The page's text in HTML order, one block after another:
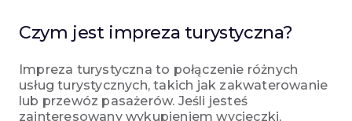
Czym jest impreza turystyczna?
Impreza turystyczna to połączenie różnych
usług turystycznych, takich jak zakwaterowanie
lub przewóz pasażerów. Jeśli jesteś
zainteresowany wykupieniem wycieczki,